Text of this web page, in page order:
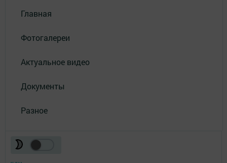
Главная
Фотогалереи
Актуальное видео
Документы
Разное